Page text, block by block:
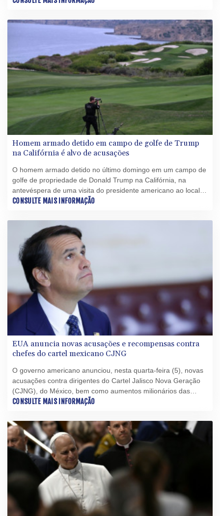
Homem armado detido em campo de golfe de Trump
na Califórnia é alvo de acusações
O homem armado detido no último domingo em um campo de
golfe de propriedade de Donald Trump na Califórnia, na
antevéspera de uma visita do presidente americano ao local,
enfrenta acusações federais e deve se apresentar à justiça
CONSULTE MAIS INFORMAÇÃO
EUA anuncia novas acusações e recompensas contra
chefes do cartel mexicano CJNG
O governo americano anunciou, nesta quarta-feira (5), novas
acusações contra dirigentes do Cartel Jalisco Nova Geração
(CJNG), do México, bem como aumentos milionários das
recompensas para obter sua captura.
CONSULTE MAIS INFORMAÇÃO